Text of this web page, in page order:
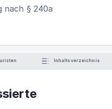
nach § 240a
Inhaltsverzeichnis